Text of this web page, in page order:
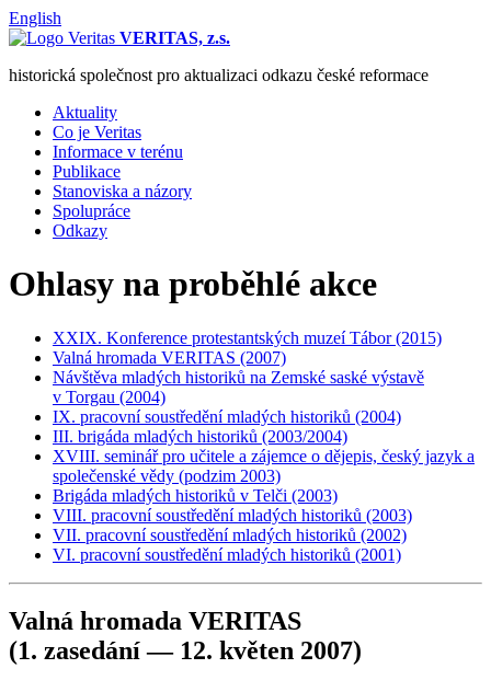
English
VERITAS, z.s.
historická společnost pro aktualizaci odkazu české reformace
Aktuality
Co je Veritas
Informace v terénu
Publikace
Stanoviska a názory
Spolupráce
Odkazy
Ohlasy na proběhlé akce
XXIX. Konference protestantských muzeí Tábor (2015)
Valná hromada VERITAS (2007)
Návštěva mladých historiků na Zemské saské výstavě
v Torgau (2004)
IX. pracovní soustředění mladých historiků (2004)
III. brigáda mladých historiků (2003/2004)
XVIII. seminář pro učitele a zájemce o dějepis, český jazyk a
společenské vědy (podzim 2003)
Brigáda mladých historiků v Telči (2003)
VIII. pracovní soustředění mladých historiků (2003)
VII. pracovní soustředění mladých historiků (2002)
VI. pracovní soustředění mladých historiků (2001)
Valná hromada VERITAS
(1. zasedání — 12. květen 2007)